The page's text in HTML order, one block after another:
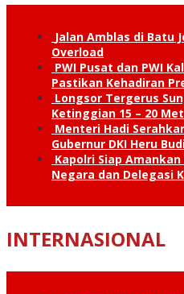
Jalan Amblas di Batu
Overload
PWI Pusat dan PWI
Pastikan Kehadiran
Longsor Tergerus
Ketinggian 15 – 20
Menteri Hadi
Gubernur DKI Heru
Kapolri Siap
Negara dan Delegasi
INTERNASIONAL